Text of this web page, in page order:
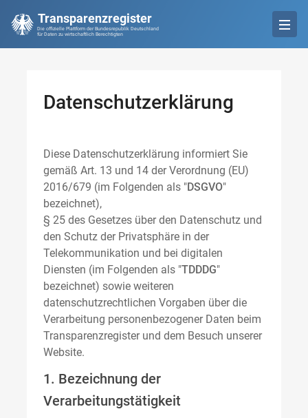
Transparenzregister
Die offizielle Plattform der Bundesrepublik Deutschland
für Daten zu wirtschaftlich Berechtigten
Datenschutzerklärung
Diese Datenschutzerklärung informiert Sie
gemäß Art. 13 und 14 der Verordnung (EU)
2016/679 (im Folgenden als "DSGVO"
bezeichnet),
§ 25 des Gesetzes über den Datenschutz und
den Schutz der Privatsphäre in der
Telekommunikation und bei digitalen
Diensten (im Folgenden als "TDDDG"
bezeichnet) sowie weiteren
datenschutzrechtlichen Vorgaben über die
Verarbeitung personenbezogener Daten beim
Transparenzregister und dem Besuch unserer
Website.
1. Bezeichnung der
Verarbeitungstätigkeit